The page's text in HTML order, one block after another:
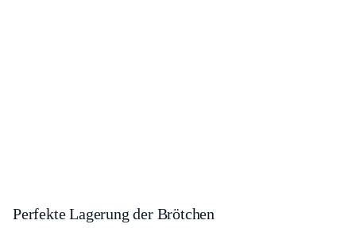
Perfekte Lagerung der Brötchen